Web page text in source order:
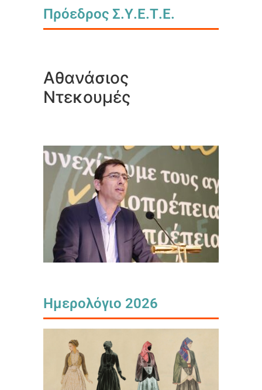
Πρόεδρος Σ.Υ.Ε.Τ.Ε.
Αθανάσιος
Ντεκουμές
Ημερολόγιο 2026